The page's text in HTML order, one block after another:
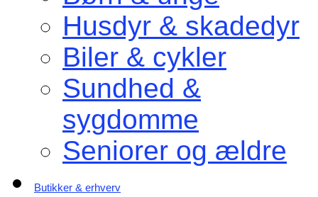
Husdyr & skadedyr
Biler & cykler
Sundhed &
sygdomme
Seniorer og ældre
Butikker & erhverv